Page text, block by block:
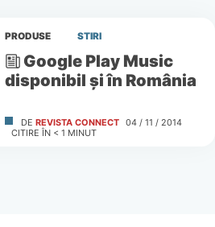
PRODUSE STIRI
Google Play Music
disponibil și în România
DE REVISTA CONNECT 04 / 11 / 2014
CITIRE ÎN < 1 MINUT